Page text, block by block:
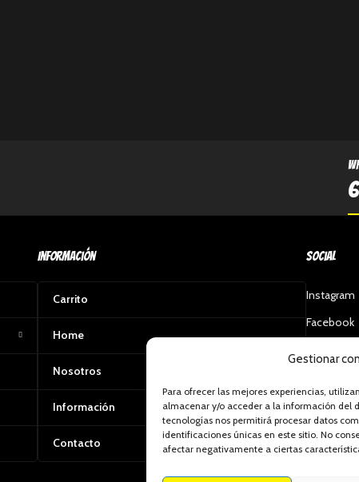
Gestionar
Para ofrecer las mejores experiencias,
almacenar y/o acceder a la información del
tecnologías nos permitirá procesar datos
identificaciones únicas en este sitio. No
afectar negativamente a ciertas
Información
Carrito
Home
Nosotros
Información
Contacto
Social
Instagram
Facebook